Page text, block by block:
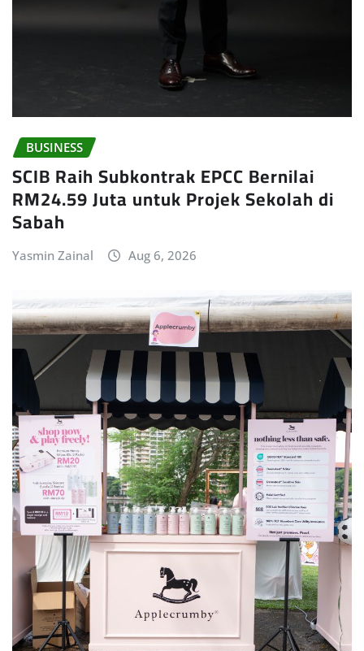
BUSINESS
SCIB Raih Subkontrak EPCC Bernilai
RM24.59 Juta untuk Projek Sekolah di
Sabah
Yasmin Zainal Aug 6, 2026